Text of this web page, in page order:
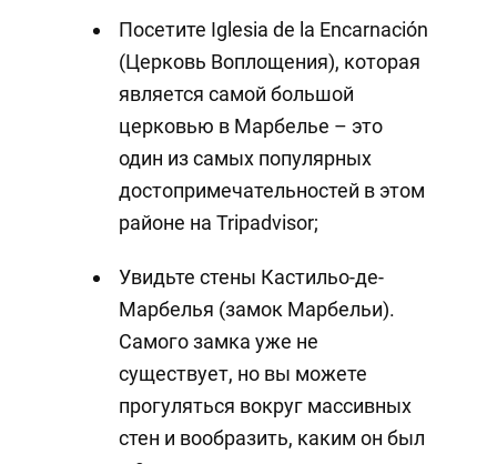
Посетите Iglesia de la Encarnación
(Церковь Воплощения), которая
является самой большой
церковью в Марбелье – это
один из самых популярных
достопримечательностей в этом
районе на Tripadvisor;
Увидьте стены Кастильо-де-
Марбелья (замок Марбельи).
Самого замка уже не
существует, но вы можете
прогуляться вокруг массивных
стен и вообразить, каким он был